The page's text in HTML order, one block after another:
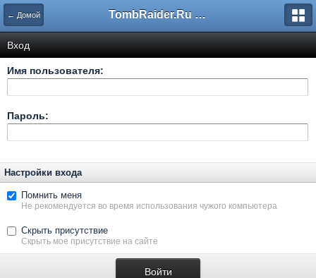
← Домой TombRaider.Ru - Форумы
Вход
Имя пользователя:
Пароль:
Настройки входа
Помнить меня
Не рекомендуется во время использования чужого компьютера
Скрыть присутствие
Скрыть мое присутствие на сайте